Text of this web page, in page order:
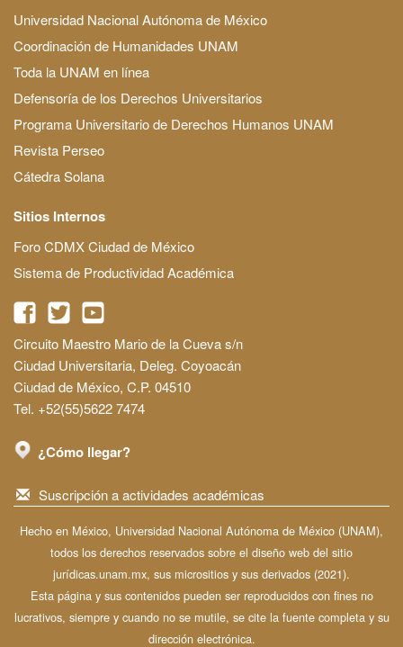
Universidad Nacional Autónoma de México
Coordinación de Humanidades UNAM
Toda la UNAM en línea
Defensoría de los Derechos Universitarios
Programa Universitario de Derechos Humanos UNAM
Revista Perseo
Cátedra Solana
Sitios Internos
Foro CDMX Ciudad de México
Sistema de Productividad Académica
Circuito Maestro Mario de la Cueva s/n
Ciudad Universitaria, Deleg. Coyoacán
Ciudad de México, C.P. 04510
Tel. +52(55)5622 7474
¿Cómo llegar?
Suscripción a actividades académicas
Hecho en México, Universidad Nacional Autónoma de México (UNAM),
todos los derechos reservados sobre el diseño web del sitio
jurídicas.unam.mx, sus micrositios y sus derivados (2021).
Esta página y sus contenidos pueden ser reproducidos con fines no
lucrativos, siempre y cuando no se mutile, se cite la fuente completa y su
dirección electrónica.